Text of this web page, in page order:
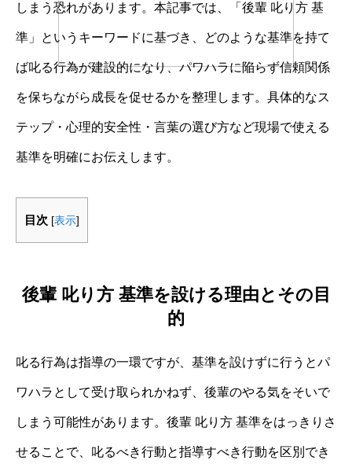
しまう恐れがあります。本記事では、「後輩 叱り方 基
準」というキーワードに基づき、どのような基準を持て
ば叱る行為が建設的になり、パワハラに陥らず信頼関係
を保ちながら成長を促せるかを整理します。具体的なス
テップ・心理的安全性・言葉の選び方など現場で使える
基準を明確にお伝えします。
目次 [表示]
後輩 叱り方 基準を設ける理由とその目
的
叱る行為は指導の一環ですが、基準を設けずに行うとパ
ワハラとして受け取られかねず、後輩のやる気をそいで
しまう可能性があります。後輩 叱り方 基準をはっきりさ
せることで、叱るべき行動と指導すべき行動を区別でき